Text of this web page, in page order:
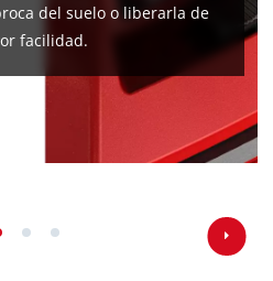
del suelo o liberarla de
facilidad.